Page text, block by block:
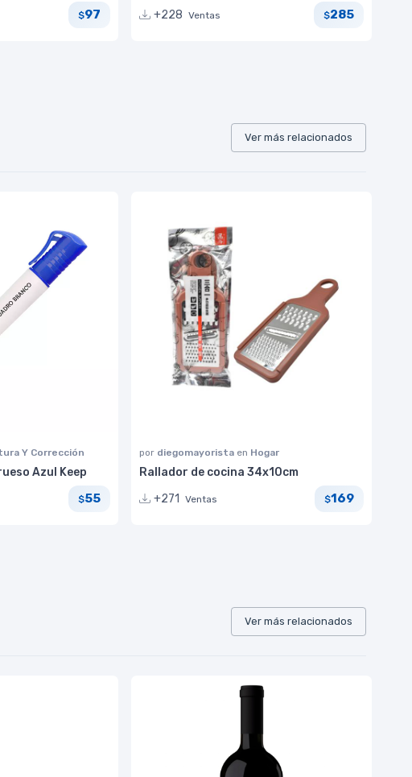
$97
+228 Ventas $285
Ver más relacionados
Y Corrección
Azul Keep
$55
por diegomayorista en Hogar
Rallador de cocina 34x10cm
+271
Ventas $169
Ver más relacionados